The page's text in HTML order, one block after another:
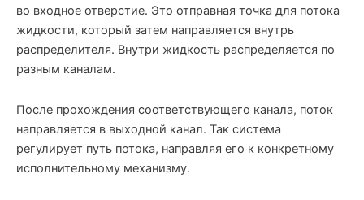
во входное отверстие. Это отправная точка для потока
жидкости, который затем направляется внутрь
распределителя. Внутри жидкость распределяется по
разным каналам.
После прохождения соответствующего канала, поток
направляется в выходной канал. Так система
регулирует путь потока, направляя его к конкретному
исполнительному механизму.